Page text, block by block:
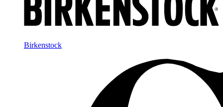
Birkenstock